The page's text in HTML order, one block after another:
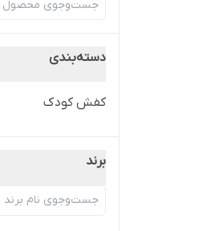
دسته‌بندی
کفش کودک
برند